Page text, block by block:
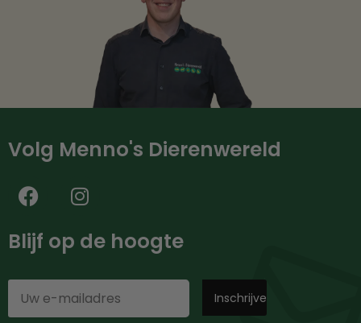
Volg Menno's Dierenwereld
Blijf op de hoogte